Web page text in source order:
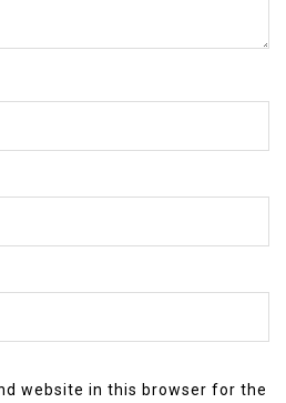
website in this browser for the